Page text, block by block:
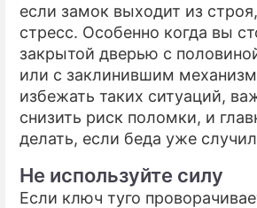
если замок выходит из
стресс. Особенно когда вы
закрытой дверью с
или с заклинившим
избежать таких ситуаций,
снизить риск поломки, и
делать, если беда уже
Не используйте силу
Если ключ туго